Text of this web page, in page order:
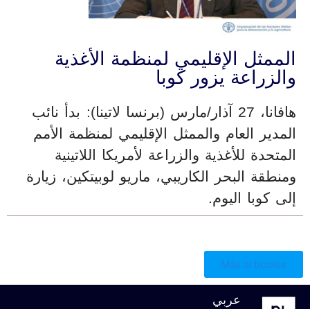
الممثل الإقليمي لمنظمة الأغذية
والزراعة يزور كوبا
هافانا، 27 آذار/مارس (برنسا لاتينا): بدأ نائب
المدير العام والممثل الإقليمي لمنظمة الأمم
المتحدة للأغذية والزراعة لأمريكا اللاتينية
ومنطقة البحر الكاريبي، ماريو لوبيتكين، زيارة
إلى كوبا اليوم.
Más artículos
عربي